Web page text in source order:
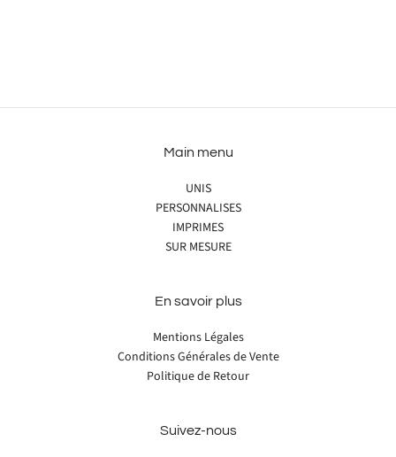
Main menu
UNIS
PERSONNALISES
IMPRIMES
SUR MESURE
En savoir plus
Mentions Légales
Conditions Générales de Vente
Politique de Retour
Suivez-nous